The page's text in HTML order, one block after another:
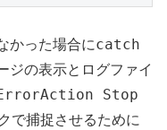
かった場合にcatch
ジの表示とログファイ
Stop
で捕捉させるために